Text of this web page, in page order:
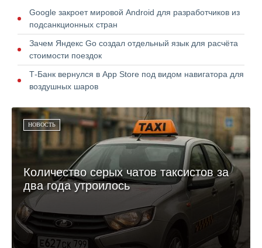
Google закроет мировой Android для разработчиков из
подсанкционных стран
Зачем Яндекс Go создал отдельный язык для расчёта
стоимости поездок
Т-Банк вернулся в App Store под видом навигатора для
воздушных шаров
НОВОСТЬ
Количество серых чатов таксистов за
два года утроилось